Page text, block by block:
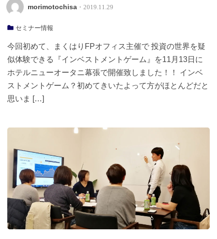
morimotochisa ・2019.11.29
セミナー情報
今回初めて、まくはりFPオフィス主催で 投資の世界を疑
似体験できる『インベストメントゲーム』を11月13日に
ホテルニューオータニ幕張で開催致しました！！ インベ
ストメントゲーム？初めてきいたよって方がほとんどだと
思いま […]